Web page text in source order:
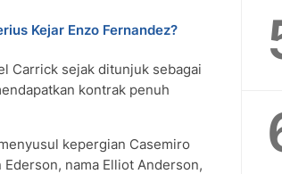
Kejar Enzo Fernandez?
Carrick sejak ditunjuk sebagai
kontrak penuh
kepergian Casemiro
nama Elliot Anderson,